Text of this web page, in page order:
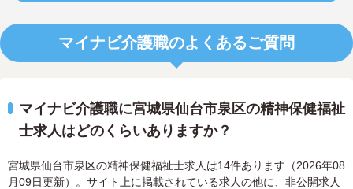
マイナビ介護職のよくあるご質問
マイナビ介護職に宮城県仙台市泉区の精神保健福祉
士求人はどのくらいありますか？
宮城県仙台市泉区の精神保健福祉士求人は14件あります（2026年08
月09日更新）。サイト上に掲載されている求人の他に、非公開求人